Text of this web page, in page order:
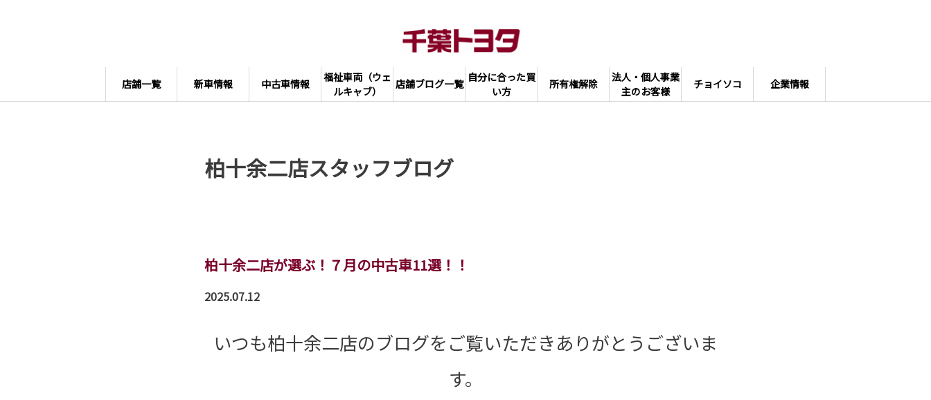
店舗一覧 新車情報 中古車情報
福祉車両（ウェ
ルキャブ）
店舗ブログ一覧 自分に合った買
い方
所有権解除
法人・個人事業
主のお客様
チョイソコ 企業情報
柏十余二店スタッフブログ
柏十余二店が選ぶ！７月の中古車11選！！
2025.07.12
いつも柏十余二店のブログをご覧いただきありがとうございま
す。